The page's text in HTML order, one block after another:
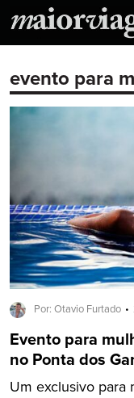
evento para
Por: Otavio Furtado
Evento para
no Ponta dos
Um exclusivo para